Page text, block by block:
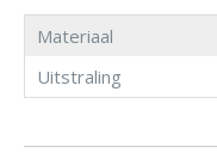
Materiaal
Uitstraling